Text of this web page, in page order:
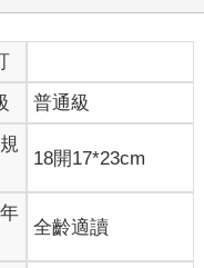
不到的風險。
？
全的關鍵。
方」與「小撇步」充斥
普通級
18開17*23cm
全齡適讀